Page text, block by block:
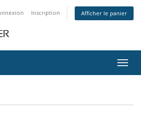
Inscription Afficher le panier